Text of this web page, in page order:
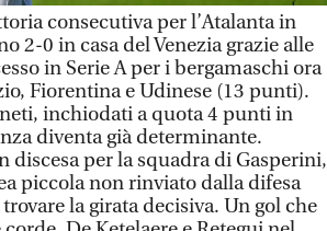
consecutiva per l’Atalanta in
2-0 in casa del Venezia grazie alle
in Serie A per i bergamaschi ora
Fiorentina e Udinese (13 punti).
inchiodati a quota 4 punti in
diventa già determinante.
discesa per la squadra di Gasperini,
piccola non rinviato dalla difesa
la girata decisiva. Un gol che